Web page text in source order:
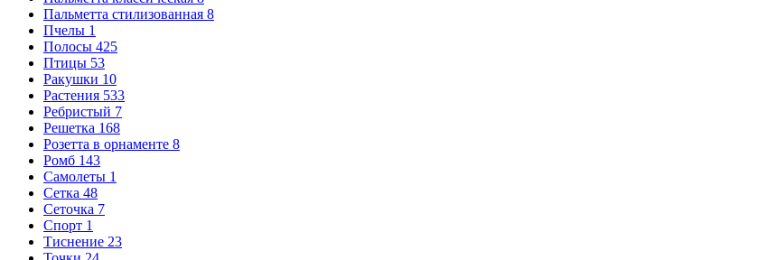
Пальметта стилизованная 8
Пчелы 1
Полосы 425
Птицы 53
Ракушки 10
Растения 533
Ребристый 7
Решетка 168
Розетта в орнаменте 8
Ромб 143
Самолеты 1
Сетка 48
Сеточка 7
Спорт 1
Тиснение 23